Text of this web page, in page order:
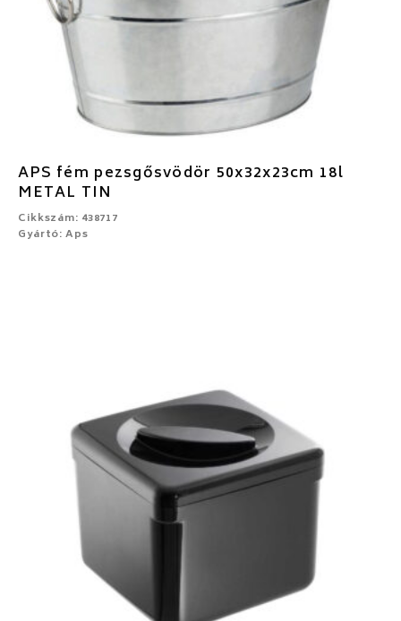
APS fém pezsgősvödör 50x32x23cm 18l
METAL TIN
Cikkszám: 438717
Gyártó: Aps